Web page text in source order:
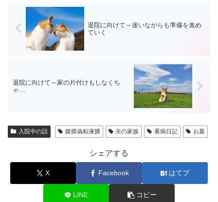
退院に向けて～迷いながらも準備を進め
ていく
退院に向けて～家の片付けもしなくち
ゃ…
入院中の話 腹膜偽粘液腫 夫の家族 看病日記 お墓
シェアする
X Facebook はてブ
LINE コピー